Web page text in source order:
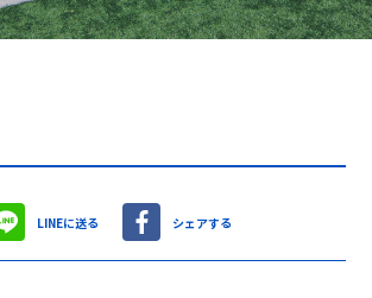
LINEに送る シェアする